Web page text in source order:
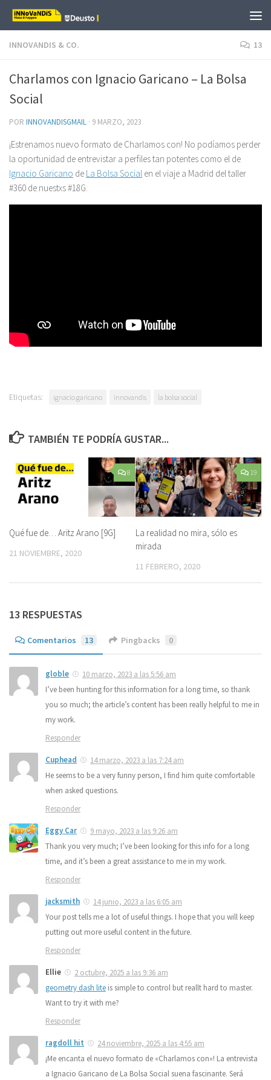
Saltar al contenido
INNOVANDIS & CO. 13
Charlamos con Ignacio Garicano – La Bolsa
Social
POR INNOVANDISGMAIL · 9 MARZO, 2023
¡Estrenamos nuevo formato de Charlamos con! No podíamos perder
la oportunidad de entrevistar a perfiles tan potentes como el de
Ignacio Garicano de La Bolsa Social en el viaje a Madrid del taller
#360 de nuestxs #18G.
Etiquetas: ignacio garicano innovandis la bolsa social
TAMBIÉN TE PODRÍA GUSTAR...
8
Qué fue de… Aritz Arano [9G]
21 NOVIEMBRE, 2020
19
La realidad no mira, sólo es
mirada
11 FEBRERO, 2020
13 RESPUESTAS
Comentarios 13 Pingbacks 0
globle
10 marzo, 2023 a las 5:56 am
I’ve been hunting for this information for a long time, so thank
you so much; the article’s content has been really helpful to me in
my work.
Responder
Cuphead
14 marzo, 2023 a las 7:24 am
He seems to be a very funny person, I find him quite comfortable
when asked questions.
Responder
Eggy Car
9 mayo, 2023 a las 9:26 am
Thank you very much; I’ve been looking for this info for a long
time, and it’s been a great assistance to me in my work.
Responder
jacksmith
14 junio, 2023 a las 6:05 am
Your post tells me a lot of useful things. I hope that you will keep
putting out more useful content in the future.
Responder
Ellie
2 octubre, 2025 a las 9:36 am
geometry dash lite is simple to control but reallt hard to master.
Want to try it with me?
Responder
ragdoll hit
24 noviembre, 2025 a las 4:55 am
¡Me encanta el nuevo formato de «Charlamos con»! La entrevista
a Ignacio Garicano de La Bolsa Social suena fascinante. Será